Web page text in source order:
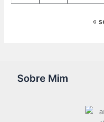
«
Sobre Mim